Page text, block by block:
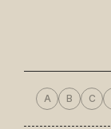
A B C